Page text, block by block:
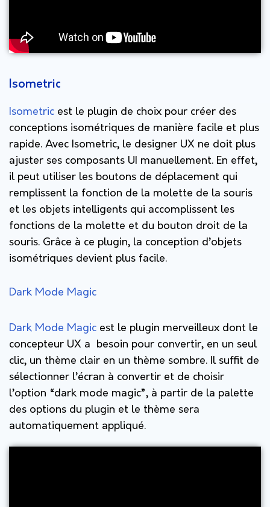
Isometric
Isometric est le plugin de choix pour créer des
conceptions isométriques de manière facile et plus
rapide. Avec Isometric, le designer UX ne doit plus
ajuster ses composants UI manuellement. En effet,
il peut utiliser les boutons de déplacement qui
remplissent la fonction de la molette de la souris
et les objets intelligents qui accomplissent les
fonctions de la molette et du bouton droit de la
souris. Grâce à ce plugin, la conception d’objets
isométriques devient plus facile.
Dark Mode Magic
Dark Mode Magic est le plugin merveilleux dont le
concepteur UX a besoin pour convertir, en un seul
clic, un thème clair en un thème sombre. Il suffit de
sélectionner l’écran à convertir et de choisir
l’option “dark mode magic”, à partir de la palette
des options du plugin et le thème sera
automatiquement appliqué.